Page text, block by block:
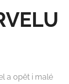
a opět i malé